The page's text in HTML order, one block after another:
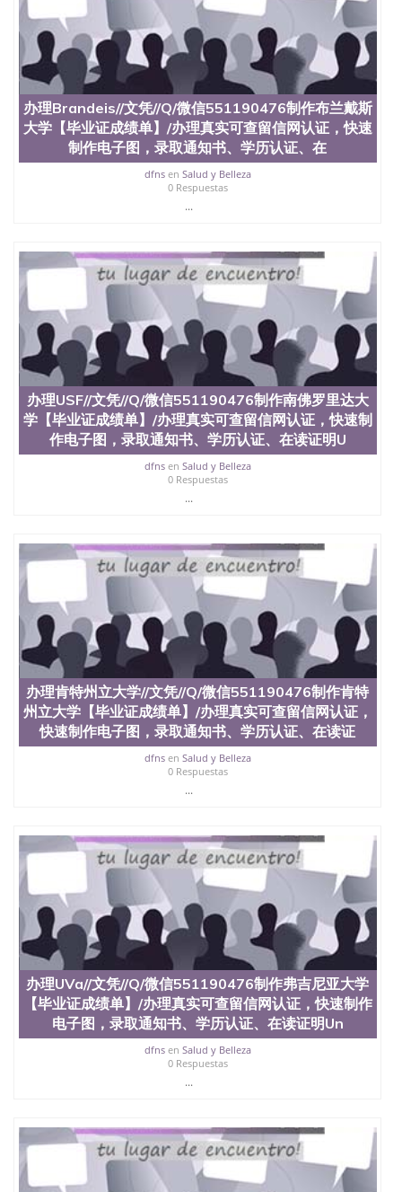
办理Brandeis//文凭//Q/微信551190476制作布兰戴斯
大学【毕业证成绩单】/办理真实可查留信网认证，快速
制作电子图，录取通知书、学历认证、在
dfnsen Salud y Belleza
0 Respuestas
...
办理USF//文凭//Q/微信551190476制作南佛罗里达大
学【毕业证成绩单】/办理真实可查留信网认证，快速制
作电子图，录取通知书、学历认证、在读证明U
dfnsen Salud y Belleza
0 Respuestas
...
办理肯特州立大学//文凭//Q/微信551190476制作肯特
州立大学【毕业证成绩单】/办理真实可查留信网认证，
快速制作电子图，录取通知书、学历认证、在读证
dfnsen Salud y Belleza
0 Respuestas
...
办理UVa//文凭//Q/微信551190476制作弗吉尼亚大学
【毕业证成绩单】/办理真实可查留信网认证，快速制作
电子图，录取通知书、学历认证、在读证明Un
dfnsen Salud y Belleza
0 Respuestas
...